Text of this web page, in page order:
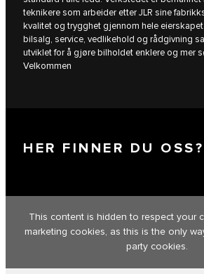
teknikere som arbeider etter JLR sine
kvalitet og trygghet gjennom hele
bilsalg, service, vedlikehold og rådgivning
utviklet for å gjøre bilholdet enklere og mer
Velkommen
HER FINNER DU OSS?
This content is hidden to respect your
marketing cookies, as this is the only
party cookies.